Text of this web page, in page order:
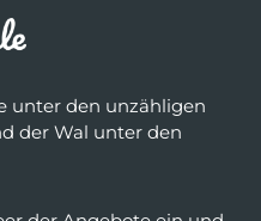
unter den unzähligen
der Wal unter den